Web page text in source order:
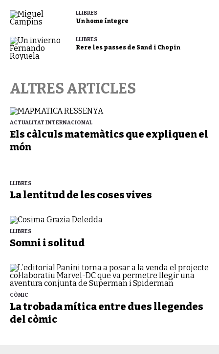
LLIBRES
Un home íntegre
LLIBRES
Rere les passes de Sand i Chopin
ALTRES ARTICLES
ACTUALITAT INTERNACIONAL
Els càlculs matemàtics que expliquen el
món
LLIBRES
La lentitud de les coses vives
LLIBRES
Somni i solitud
CÒMIC
La trobada mítica entre dues llegendes
del còmic